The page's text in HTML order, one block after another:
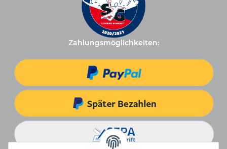
Zahlungsmöglichkeiten: